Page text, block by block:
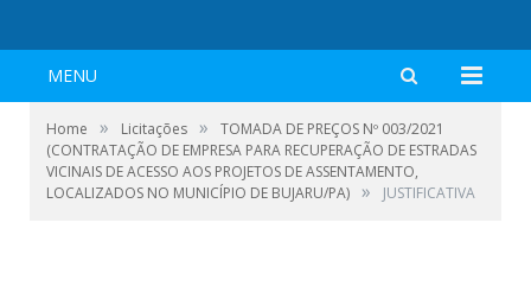
MENU
Home » Licitações »
TOMADA DE PREÇOS Nº 003/2021
(CONTRATAÇÃO DE EMPRESA PARA RECUPERAÇÃO DE ESTRADAS
VICINAIS DE ACESSO AOS PROJETOS DE ASSENTAMENTO,
LOCALIZADOS NO MUNICÍPIO DE BUJARU/PA) » JUSTIFICATIVA